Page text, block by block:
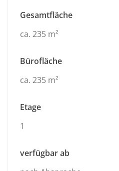
Gesamtfläche
ca. 235 m²
Bürofläche
ca. 235 m²
Etage
1
verfügbar ab